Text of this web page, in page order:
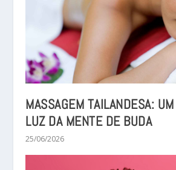
MASSAGEM TAILANDESA:
LUZ DA MENTE DE BUDA
25/06/2026